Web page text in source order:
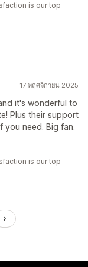
is our top
17 พฤศจิกายน 2025
it's wonderful to
Plus their support
you need. Big fan.
is our top